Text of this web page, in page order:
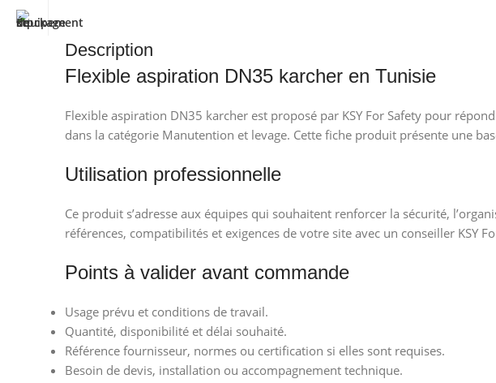
Description
Flexible aspiration DN35 karcher en Tunisie
Flexible aspiration DN35 karcher est proposé par KSY For Safety pour
dans la catégorie Manutention et levage. Cette fiche produit présente une
Utilisation professionnelle
Ce produit s’adresse aux équipes qui souhaitent renforcer la sécurité,
références, compatibilités et exigences de votre site avec un conseiller KSY
Points à valider avant commande
Usage prévu et conditions de travail.
Quantité, disponibilité et délai souhaité.
Référence fournisseur, normes ou certification si elles sont requises.
Besoin de devis, installation ou accompagnement technique.